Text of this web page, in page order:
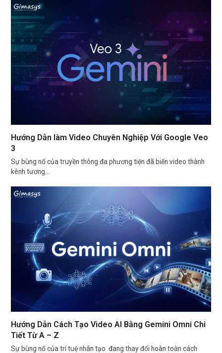
Hướng Dẫn làm Video Chuyên Nghiệp Với Google Veo
3
Sự bùng nổ của truyền thông đa phương tiện đã biến video thành
kênh tương…
Hướng Dẫn Cách Tạo Video AI Bằng Gemini Omni Chi
Tiết Từ A – Z
Sự bùng nổ của trí tuệ nhân tạo đang thay đổi hoàn toàn cách